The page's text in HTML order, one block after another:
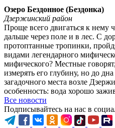
Озеро Бездонное (Бездонка)
Дзержинский район
Проще всего двигаться к нему
дальше через поле и в лес. С
протоптанные тропинки,
видами легендарного
мифического? Местные
измерять его глубину, но до
загадочного места возле
особенность: вода хорошо
Все новости
Подписывайтесь на нас в